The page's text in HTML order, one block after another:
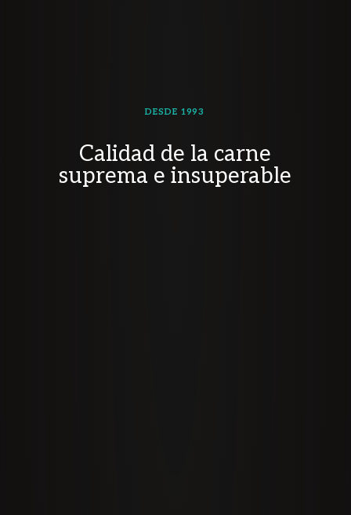
Calidad de la carne
suprema e insuperable
DESDE 1993